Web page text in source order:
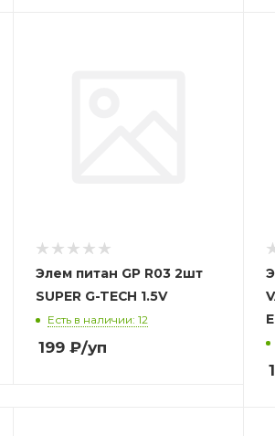
Элем питан GP R03 2шт
SUPER G-TECH 1.5V
Есть в наличии: 12
199 ₽/уп